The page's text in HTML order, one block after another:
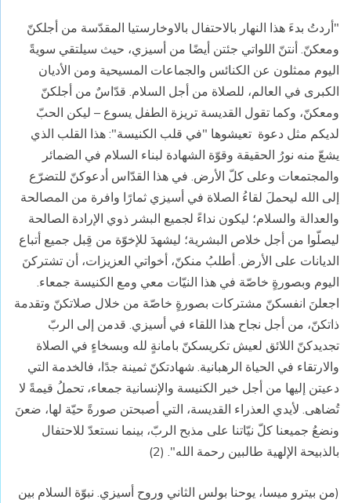
"أردتُ بدءَ هذا النهار بالاحتفال بالاوخارستيا المقدّسة من أجلكنّ
ومعكنّ. أنتنّ اللواتي جئتن أيضًا من أسيزي، حيث سيلتقي سويةً
اليوم ممثلون عن الكنائس والجماعات المسيحية ومن الأديان
الكبرى في العالم، للصلاة من أجل السلام. قدّاسٌ من أجلكنّ
ومعكنّ، وكما تقول القديسة تريزة الطفل يسوع – ليكن الحبّ
لديكم مثل دعوة تعيشوها "في قلب الكنيسة": هذا القلب الذي
يشعّ منه نورُ الحقيقة وقوّة الشهادة لبناء السلام في الضمائر
والمجتمعات وعلى كلّ الأرض. في هذا القدّاس أدعوكنّ للتضرّع
إلى الله ليحملَ لقاءُ الصلاة في أسيزي ثمارًا وافرة من المصالحة
والعدالة والسلام؛ ليكون نداءً لجميع البشر ذوي الإرادة الصالحة
ليصلّوا من أجل خلاص البشرية؛ ليشهدَ للإخوّة من قِبل جميع أتباع
الديانات على الأرض. أطلبُ منكنّ، أخواتي العزيزات، أن تشتركنَ
اليوم وبصورةٍ خاصّة في هذا النيّات معي ومع الكنيسة جمعاء.
اجعلنَ انفسكنّ مشتركات بصورةٍ خاصّة من خلال صلاتكنّ وتقدمة
ذاتكنّ، من أجل نجاح هذا اللقاء في أسيزي. قدمن إلى الربّ
تجديدكنّ اللائق لعيش تكريسكنّ بامانةٍ لله وبسخاءٍ في الصلاة
والارتقاء في الحياة الرهبانية. شهادتكنّ ثمينة جدًا، فالخدمة التي
دعيتن إليها من أجل خير الكنيسة والإنسانية جمعاء، تحملُ قيمةً لا
تُضاهى. لأيدي العذراء القديسة، التي أصبحتن صورةً حيّة لها، ضعنَ
ونضعُ جميعنا كلّ نيّاتنا على مذبح الربّ، بينما نستعدّ للاحتفال
بالذبيحة الإلهية طالبين رحمة الله". (2)
(من بيترو ميسا، يوحنا بولس الثاني وروح أسيزي. نبوّة السلام بين